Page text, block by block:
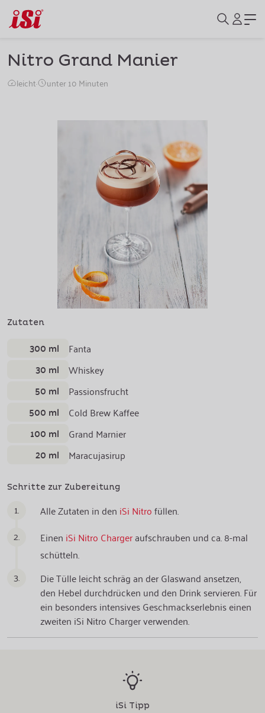
Nitro Grand Manier
leicht· unter 10 Minuten
Zutaten
300 ml Fanta
30 ml Whiskey
50 ml Passionsfrucht
500 ml Cold Brew Kaffee
100 ml Grand Marnier
20 ml Maracujasirup
Schritte zur Zubereitung
1. Alle Zutaten in den iSi Nitrofüllen.
2.
Einen iSi Nitro Chargeraufschrauben und ca. 8-mal
schütteln.
3.
Die Tülle leicht schräg an der Glaswand ansetzen,
den Hebel durchdrücken und den Drink servieren. Für
ein besonders intensives Geschmackserlebnis einen
zweiten iSi Nitro Charger verwenden.
iSi Tipp